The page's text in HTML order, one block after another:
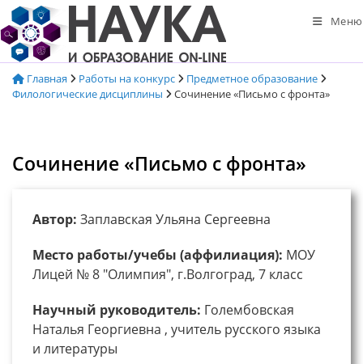
Перейти
к
содержимому
Меню
Главная Работы на конкурс
Предметное образование
Филологические дисциплины
Сочинение «Письмо с фронта»
Сочинение «Письмо с фронта»
Автор: Заплавская Ульяна Сергеевна
Место работы/учебы (аффилиация): МОУ
Лицей № 8 "Олимпия", г.Волгоград, 7 класс
Научный руководитель: Голембовская
Наталья Георгиевна , учитель русского языка
и литературы